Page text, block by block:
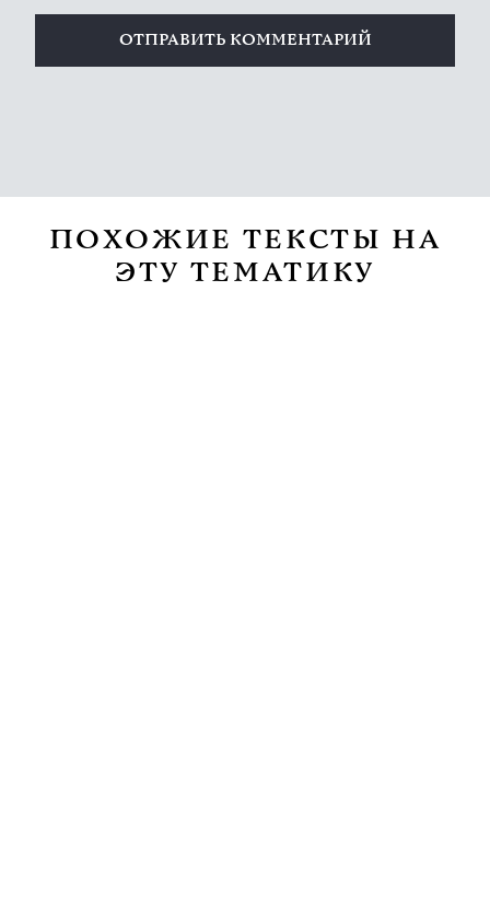
ПОХОЖИЕ ТЕКСТЫ НА
ЭТУ ТЕМАТИКУ